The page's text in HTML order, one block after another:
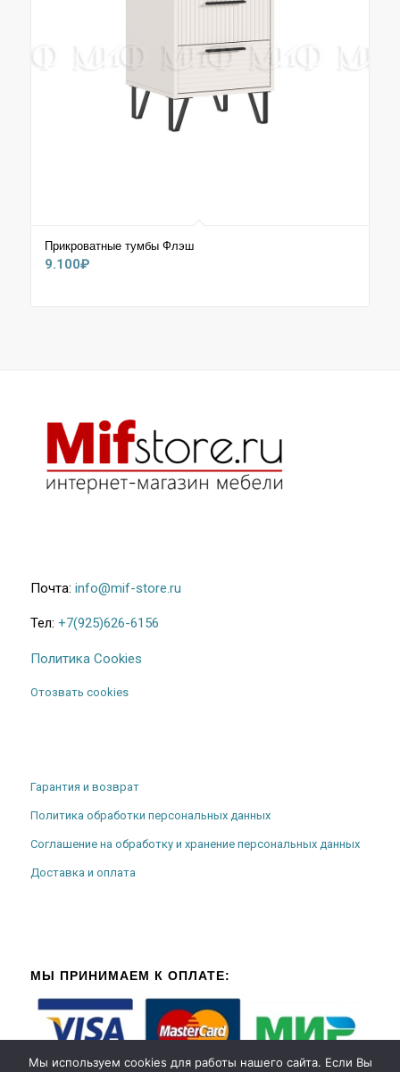
Прикроватные тумбы Флэш
9.100₽
Почта: info@mif-store.ru
Тел: +7(925)626-6156
Политика Cookies
Отозвать cookies
Гарантия и возврат
Политика обработки персональных данных
Соглашение на обработку и хранение персональных данных
Доставка и оплата
МЫ ПРИНИМАЕМ К ОПЛАТЕ:
Мы используем cookies для работы нашего сайта. Если Вы